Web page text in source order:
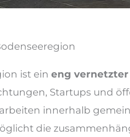
ist ein eng
Startups und
innerhalb
die